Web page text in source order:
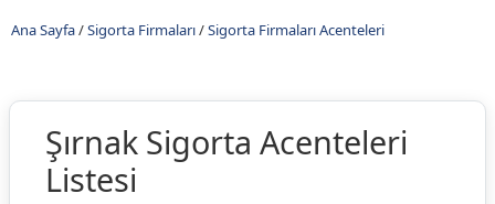
Ana Sayfa/Sigorta Firmaları/Sigorta Firmaları Acenteleri
Şırnak Sigorta Acenteleri
Listesi